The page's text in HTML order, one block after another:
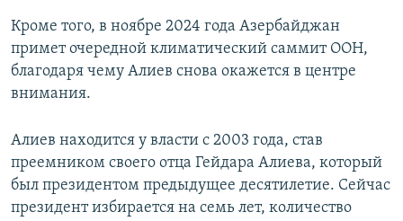
Кроме того, в ноябре 2024 года Азербайджан
примет очередной климатический саммит ООН,
благодаря чему Алиев снова окажется в центре
внимания.
Алиев находится у власти с 2003 года, став
преемником своего отца Гейдара Алиева, который
был президентом предыдущее десятилетие. Сейчас
президент избирается на семь лет, количество